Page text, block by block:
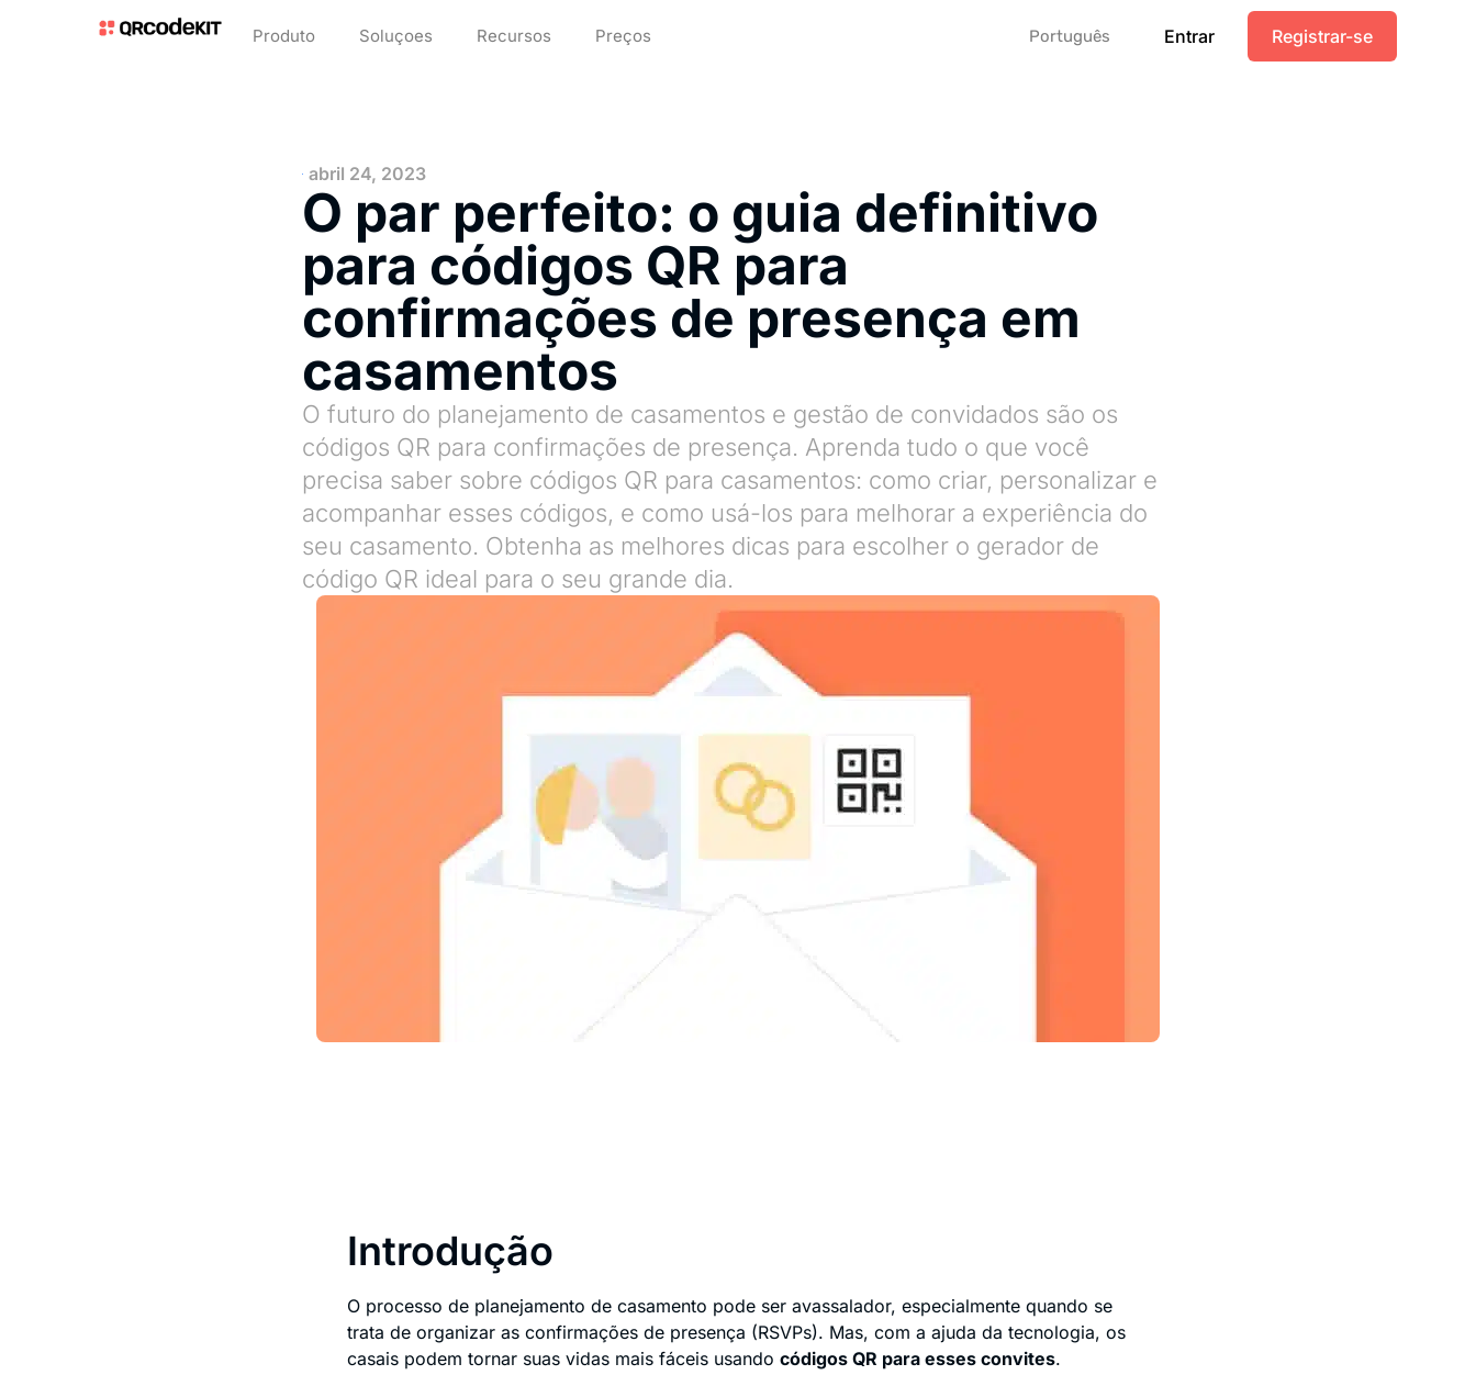
Produto Soluçoes Recursos Preços Português Entrar Registrar-se
abril 24, 2023
O par perfeito: o guia definitivo
para códigos QR para
confirmações de presença em
casamentos
O futuro do planejamento de casamentos e gestão de convidados são os
códigos QR para confirmações de presença. Aprenda tudo o que você
precisa saber sobre códigos QR para casamentos: como criar, personalizar e
acompanhar esses códigos, e como usá-los para melhorar a experiência do
seu casamento. Obtenha as melhores dicas para escolher o gerador de
código QR ideal para o seu grande dia.
Introdução
O processo de planejamento de casamento pode ser avassalador, especialmente quando se
trata de organizar as confirmações de presença (RSVPs). Mas, com a ajuda da tecnologia, os
casais podem tornar suas vidas mais fáceis usando códigos QR para esses convites.